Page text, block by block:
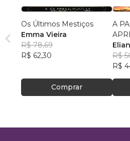
Os Últimos Mestiços
Emma Vieira
R$ 78,69
R$ 62,30
Comprar
A
R$
R$